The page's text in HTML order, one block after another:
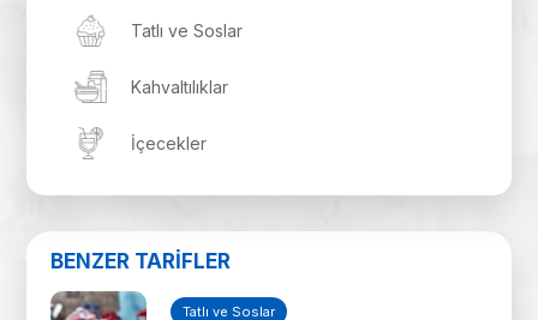
Tatlı ve Soslar
Kahvaltılıklar
İçecekler
BENZER TARİFLER
Tatlı ve Soslar